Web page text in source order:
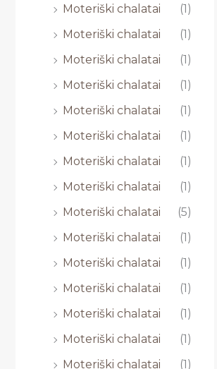
Moteriški chalatai
(1)
Moteriški chalatai
(1)
Moteriški chalatai
(1)
Moteriški chalatai
(1)
Moteriški chalatai
(1)
Moteriški chalatai
(1)
Moteriški chalatai
(1)
Moteriški chalatai
(1)
Moteriški chalatai
(5)
Moteriški chalatai
(1)
Moteriški chalatai
(1)
Moteriški chalatai
(1)
Moteriški chalatai
(1)
Moteriški chalatai
(1)
Moteriški chalatai
(1)